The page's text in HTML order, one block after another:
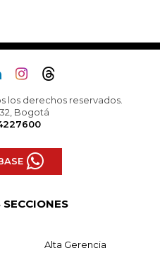
los derechos reservados.
32, Bogotá
Alta Gerencia